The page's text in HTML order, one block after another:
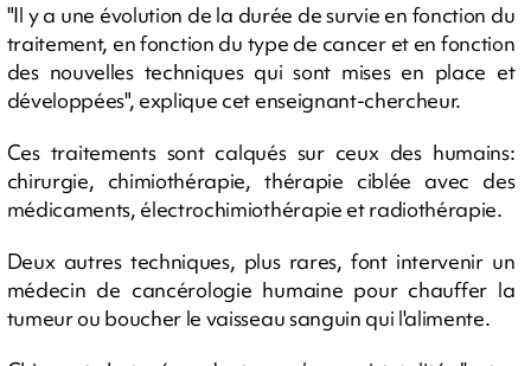
"Il y a une évolution de la durée de survie en fonction du
traitement, en fonction du type de cancer et en fonction
des nouvelles techniques qui sont mises en place et
développées", explique cet enseignant-chercheur.
Ces traitements sont calqués sur ceux des humains:
chirurgie, chimiothérapie, thérapie ciblée avec des
médicaments, électrochimiothérapie et radiothérapie.
Deux autres techniques, plus rares, font intervenir un
médecin de cancérologie humaine pour chauffer la
tumeur ou boucher le vaisseau sanguin qui l'alimente.